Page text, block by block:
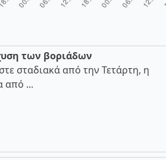
των βοριάδων
σταδιακά από την Τετάρτη, η
από ...